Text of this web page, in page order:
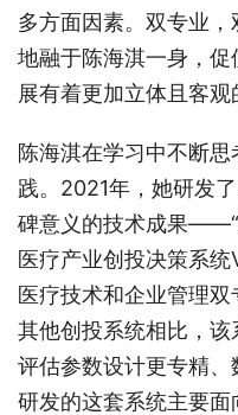
多方面因素。双专业
地融于陈海淇一身，
展有着更加立体且客观
陈海淇在学习中不断
践。2021年，她研发
碑意义的技术成果
医疗产业创投决策系统
医疗技术和企业管理
其他创投系统相比，该
评估参数设计更专精
研发的这套系统主要